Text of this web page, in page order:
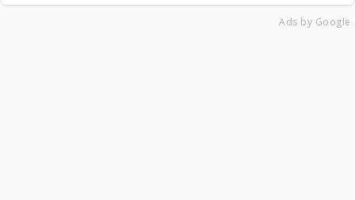
Ads by Google